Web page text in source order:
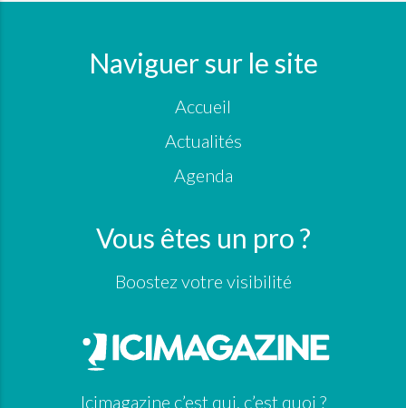
Naviguer sur le site
Accueil
Actualités
Agenda
Vous êtes un pro ?
Boostez votre visibilité
Icimagazine c’est qui, c’est quoi ?